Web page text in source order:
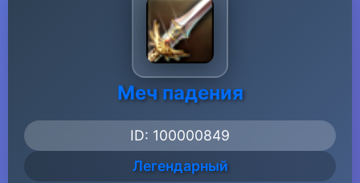
Меч падения
ID: 100000849
Легендарный